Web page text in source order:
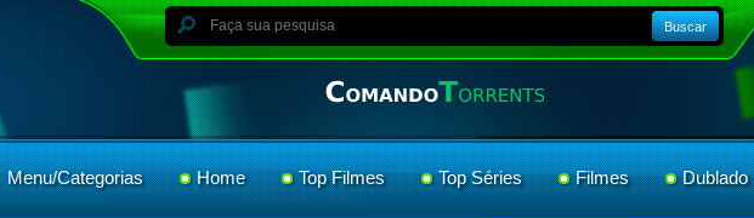
Buscar
Menu/Categorias Home Top Filmes Top Séries Filmes Dublado